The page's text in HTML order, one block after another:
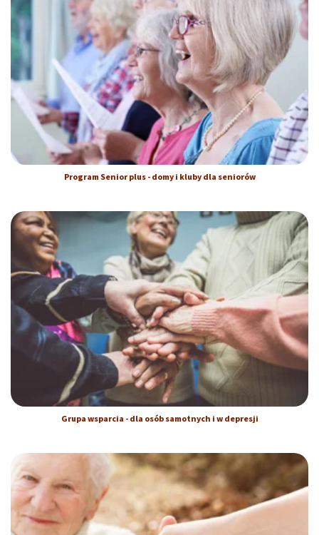
Program Senior plus - domy i kluby dla seniorów
Grupa wsparcia - dla osób samotnych i w depresji